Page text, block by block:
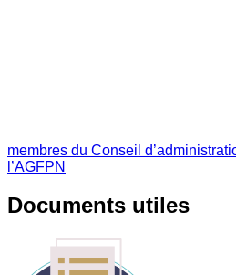
membres du Conseil
l’AGFPN
Documents utiles